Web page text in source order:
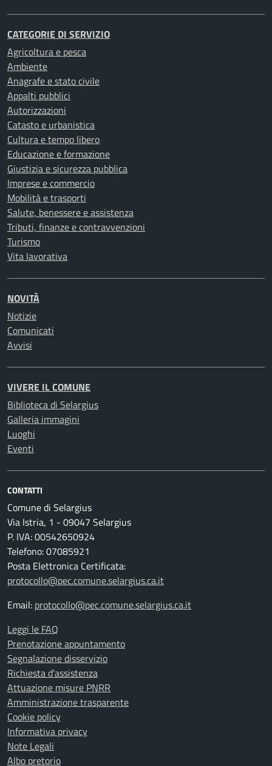
CATEGORIE DI SERVIZIO
Agricoltura e pesca
Ambiente
Anagrafe e stato civile
Appalti pubblici
Autorizzazioni
Catasto e urbanistica
Cultura e tempo libero
Educazione e formazione
Giustizia e sicurezza pubblica
Imprese e commercio
Mobilità e trasporti
Salute, benessere e assistenza
Tributi, finanze e contravvenzioni
Turismo
Vita lavorativa
NOVITÀ
Notizie
Comunicati
Avvisi
VIVERE IL COMUNE
Biblioteca di Selargius
Galleria immagini
Luoghi
Eventi
CONTATTI
Comune di Selargius
Via Istria, 1 - 09047 Selargius
P. IVA: 00542650924
Telefono: 07085921
Posta Elettronica Certificata:
protocollo@pec.comune.selargius.ca.it
Email: protocollo@pec.comune.selargius.ca.it
Leggi le FAQ
Prenotazione appuntamento
Segnalazione disservizio
Richiesta d'assistenza
Attuazione misure PNRR
Amministrazione trasparente
Cookie policy
Informativa privacy
Note Legali
Albo pretorio